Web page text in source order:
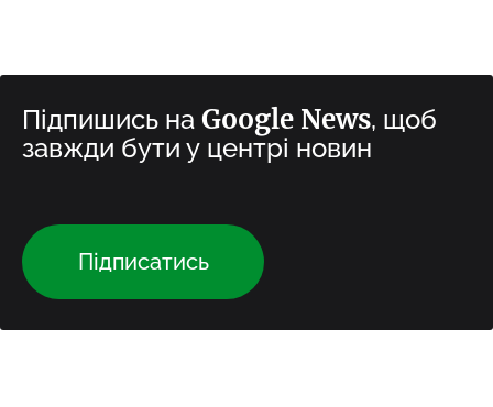
Підпишись на Google News, щоб
завжди бути у центрі новин
Підписатись